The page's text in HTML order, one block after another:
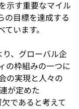
示す重要なマイル
の目標を達成する
います。
、グローバル企
の枠組みの一つに
の実現と人々の
が定めた
であると考えて